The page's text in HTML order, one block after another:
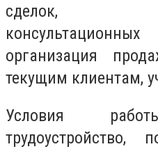
сделок,
организация
текущим клиентам,
Условия
трудоустройство,